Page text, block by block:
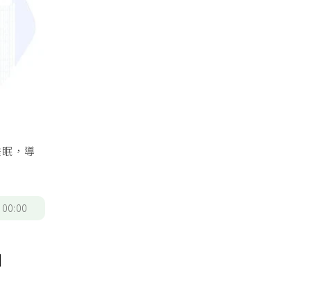
，導
00:00